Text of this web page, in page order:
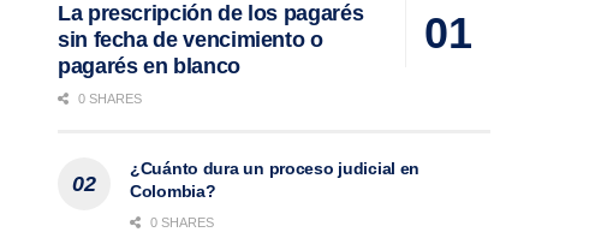
La prescripción de los pagarés
sin fecha de vencimiento o
pagarés en blanco
0 SHARES
¿Cuánto dura un proceso judicial en
Colombia?
0 SHARES